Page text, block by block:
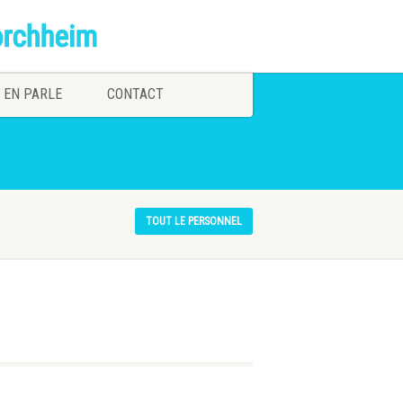
EN PARLE CONTACT
TOUT LE PERSONNEL